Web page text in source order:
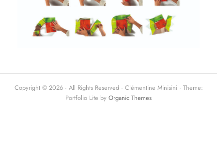
Copyright © 2026 · All Rights Reserved · Clémentine Minisini · Theme:
Portfolio Lite by Organic Themes